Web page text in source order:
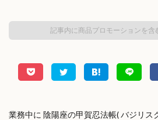
記事内に商品プロモーションを含
業務中に 陰陽座の甲賀忍法帳( バジリス